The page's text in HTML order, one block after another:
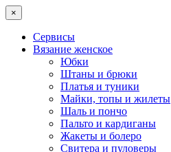
×
Сервисы
Вязание женское
Юбки
Штаны и брюки
Платья и туники
Майки, топы и жилеты
Шаль и пончо
Пальто и кардиганы
Жакеты и болеро
Свитера и пуловеры